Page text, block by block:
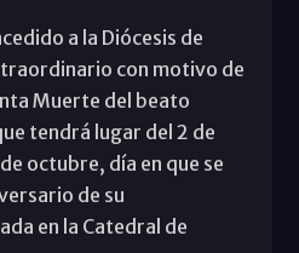
a la Diócesis de
con motivo de
Muerte del beato
tendrá lugar del 2 de
octubre, día en que se
de su
en la Catedral de